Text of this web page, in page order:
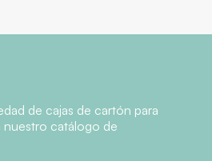
de cajas de cartón para
catálogo de